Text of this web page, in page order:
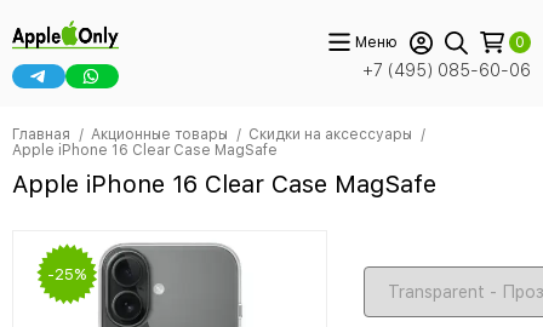
+7 (495) 085-60-06
Меню 0
Главная Акционные товары
Скидки на аксессуары
Apple iPhone 16 Clear Case MagSafe
Apple iPhone 16 Clear Case MagSafe
-25%